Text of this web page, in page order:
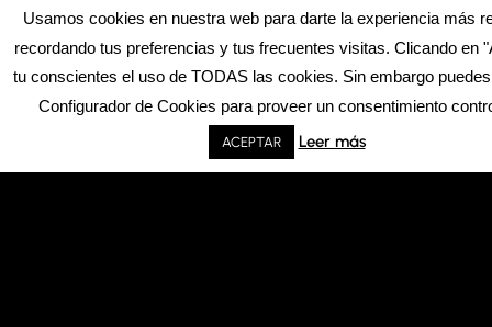
Usamos cookies en nuestra web para darte la experiencia más
recordando tus preferencias y tus frecuentes visitas. Clicando en
tu conscientes el uso de TODAS las cookies. Sin embargo
Configurador de Cookies para proveer un consentimiento
ACEPTAR Leer más